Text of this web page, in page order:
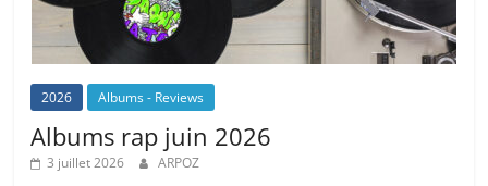
2026 Albums - Reviews
Albums rap juin 2026
3 juillet 2026 ARPOZ